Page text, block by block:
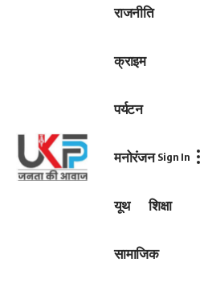
राजनीति
क्राइम
पर्यटन
मनोरंजन
यूथ शिक्षा
सामाजिक
Sign In